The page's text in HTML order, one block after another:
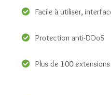
Facile à utiliser,
Protection anti-DDoS
Plus de 100